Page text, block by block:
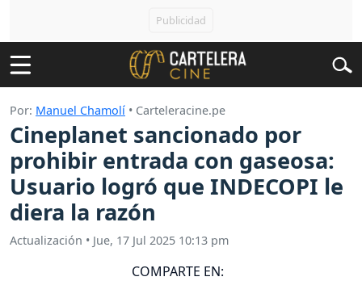
Por: Manuel Chamolí • Carteleracine.pe
Cineplanet sancionado por
prohibir entrada con gaseosa:
Usuario logró que INDECOPI le
diera la razón
Actualización • Jue, 17 Jul 2025 10:13 pm
COMPARTE EN: